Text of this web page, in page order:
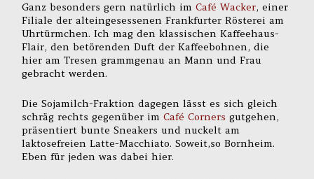
Ganz besonders gern natürlich imCafé Wacker, einer
Filiale der alteingesessenen Frankfurter Rösterei am
Uhrtürmchen. Ich mag den klassischen Kaffeehaus-
Flair, den betörenden Duft der Kaffeebohnen, die
hier am Tresen grammgenau an Mann und Frau
gebracht werden.
Die Sojamilch-Fraktion dagegen lässt es sich gleich
schräg rechts gegenüber imCafé Corners gutgehen,
präsentiert bunte Sneakers und nuckelt am
laktosefreien Latte-Macchiato. Soweit,so Bornheim.
Eben für jeden was dabei hier.